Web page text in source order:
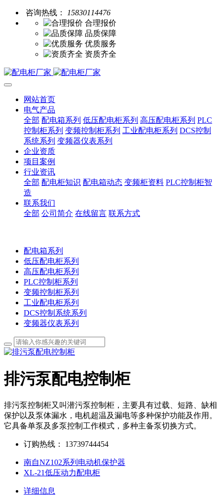
咨询热线：
15830114476
合理报价
品质保障
优质服务
资质齐全
网站首页
电气产品
全部 配电箱系列 低压配电柜系列 高压配电柜系列 PLC
控制柜系列 变频控制柜系列 工业配电柜系列 DCS控制
系统系列 变频器仪表系列
企业资质
项目案例
行业资讯
全部 配电柜知识 配电箱动态 变频柜资料 PLC控制柜智
造
联系我们
全部 公司简介 在线留言 联系方式
配电箱系列
低压配电柜系列
高压配电柜系列
PLC控制柜系列
变频控制柜系列
工业配电柜系列
DCS控制系统系列
变频器仪表系列
排污泵配电控制柜
排污泵控制柜又叫潜污泵控制柜，主要具有过载、短路、缺相
保护以及泵体漏水，电机超温及漏电等多种保护功能及作用。
它具备单泵及多泵控制工作模式，多种主备泵切换方式。
订购热线： 13739744454
南自NZ102系列电动机保护器
XL-21低压动力配电柜
详细信息